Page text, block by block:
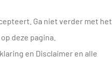
Ga niet verder met het
deze pagina.
en Disclaimer en alle